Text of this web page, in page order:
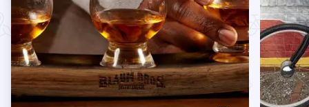
も
の。
平坦
で走
りや
す
く、
で、
130
以上
のデ
ザイ
ナー
ズ・